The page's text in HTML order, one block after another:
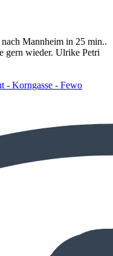
Mannheim in 25 min..
gern wieder. Ulrike Petri
- Korngasse - Fewo